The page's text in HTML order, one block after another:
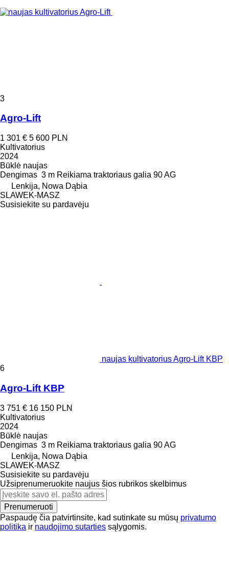
3
Agro-Lift
1 301 € 5 600 PLN
Kultivatorius
2024
Būklė naujas
Dengimas 3 m Reikiama traktoriaus galia 90 AG
Lenkija, Nowa Dąbia
SLAWEK-MASZ
Susisiekite su pardavėju
naujas kultivatorius Agro-Lift KBP
6
Agro-Lift KBP
3 751 € 16 150 PLN
Kultivatorius
2024
Būklė naujas
Dengimas 3 m Reikiama traktoriaus galia 90 AG
Lenkija, Nowa Dąbia
SLAWEK-MASZ
Susisiekite su pardavėju
Užsiprenumeruokite naujus šios rubrikos skelbimus
Prenumeruoti
Paspaudę čia patvirtinsite, kad sutinkate su mūsų privatumo
politika ir naudojimo sutarties sąlygomis.